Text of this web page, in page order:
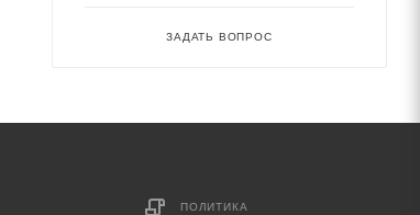
ЗАДАТЬ ВОПРОС
ПОЛИТИКА